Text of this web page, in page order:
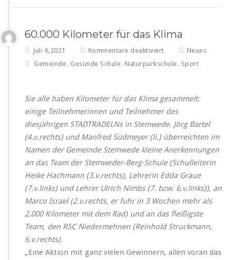
e
ü
s
i
o
c
k
m
d
-
r
-
S
c
h
l
e
b
i
d
e
e
60.000 Kilometer für das Klima
Juli 6,2021 Kommentare deaktiviert
ü
0
0
0
K
i
l
o
m
t
e
r
f
d
Neues
Gemeinde, Gesunde Schule, Naturparkschule , Sport
Sie alle haben Kilometer für das Klima gesammelt:
einige Teilnehmerinnen und Teilnehmer des
diesjährigen STADTRADELNs in Stemwede. Jörg Bartel
(4.v.rechts) und Manfred Südmeyer (li.) überreichten im
Namen der Gemeinde Stemwede kleine Anerkennungen
an das Team der Stemweder-Berg-Schule (Schulleiterin
Heike Hachmann (3.v.rechts), Lehrerin Edda Graue
(7.v.links) und Lehrer Ulrich Nimbs (7. bzw. 6.v.links)), an
Marco Israel (2.v.rechts, er fuhr in 3 Wochen mehr als
2.000 Kilometer mit dem Rad) und an das fleißigste
Team, den RSC Niedermehnen (Reinhold Struckmann,
6.v.rechts).
„Eine Aktion mit ganz vielen Gewinnern, allen voran das